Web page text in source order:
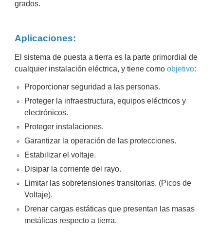
- TurboHD
Drones,
Industrial
Cámaras
Energía
Adaptadores
de
ParedBateríasFuentes
Fuentes
de
Alimentación
con
Respaldo
PoEPDUPlantas
de
grados.
Aplicaciones:
El sistema de puesta a tierra es la parte primordial de
cualquier instalación eléctrica, y tiene como objetivo:
Proporcionar seguridad a las personas.
Proteger la infraestructura, equipos eléctricos y
electrónicos.
Proteger instalaciones.
Garantizar la operación de las protecciones.
Estabilizar el voltaje.
Disipar la corriente del rayo.
Limitar las sobretensiones transitorias. (Picos de
Voltaje).
Drenar cargas estáticas que presentan las masas
metálicas respecto a tierra.